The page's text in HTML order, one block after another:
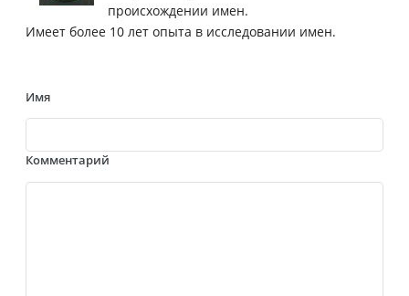
происхождении имен.
Имеет более 10 лет опыта в исследовании имен.
Имя
Комментарий